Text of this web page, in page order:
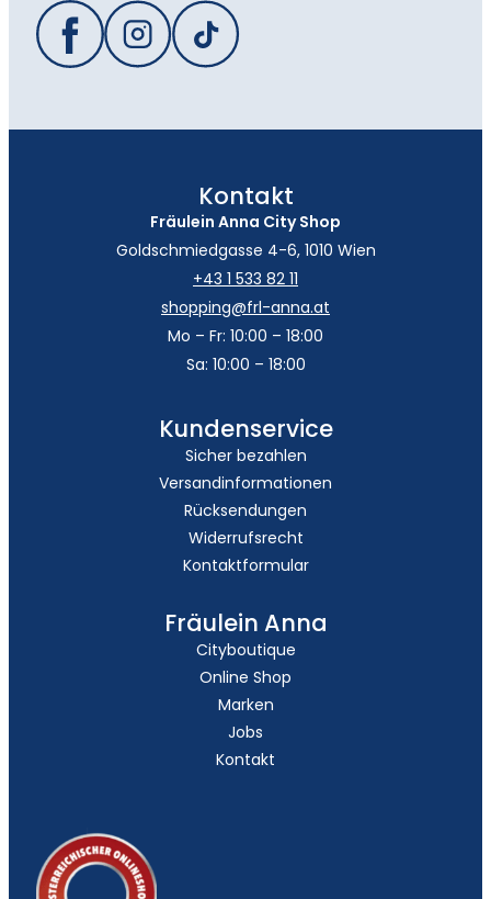
Kontakt
Fräulein Anna City Shop
Goldschmiedgasse 4-6, 1010 Wien
+43 1 533 82 11
shopping@frl-anna.at
Mo – Fr: 10:00 – 18:00
Sa: 10:00 – 18:00
Kundenservice
Sicher bezahlen
Versandinformationen
Rücksendungen
Widerrufsrecht
Kontaktformular
Fräulein Anna
Cityboutique
Online Shop
Marken
Jobs
Kontakt